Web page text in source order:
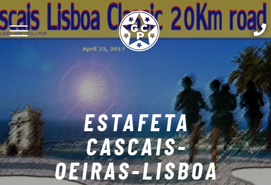
ESTAFETA
CASCAIS-
OEIRAS-LISBOA